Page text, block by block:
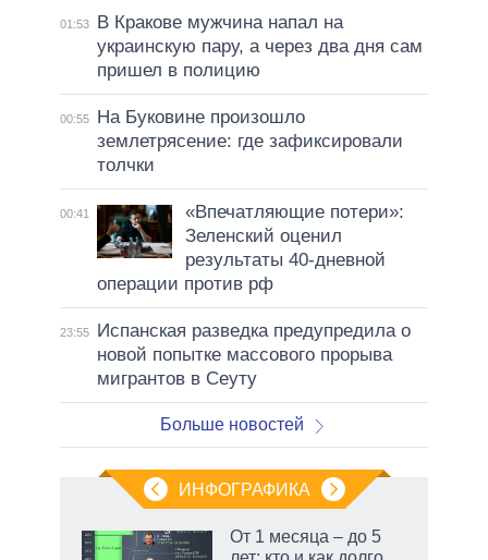
01:53
В Кракове мужчина напал на
украинскую пару, а через два дня сам
пришел в полицию
00:55
На Буковине произошло
землетрясение: где зафиксировали
толчки
00:41
«Впечатляющие потери»:
Зеленский оценил
результаты 40-дневной
операции против рф
23:55
Испанская разведка предупредила о
новой попытке массового прорыва
мигрантов в Сеуту
Больше новостей
ИНФОГРАФИКА
От 1 месяца – до 5